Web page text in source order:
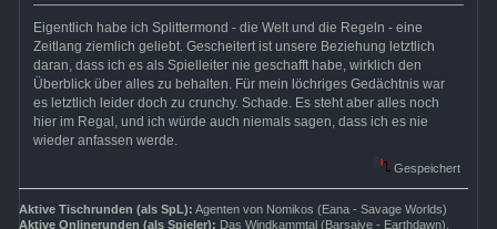
Eigentlich habe ich Splittermond - die Welt und die Regeln - eine
Zeitlang ziemlich geliebt. Gescheitert ist unsere Beziehung letztlich
daran, dass ich es als Spielleiter nie geschafft habe, wirklich den
Überblick über alles zu behalten. Für mein löchriges Gedächtnis war
es letztlich leider doch zu crunchy. Schade. Es steht aber alles noch
hier im Regal, und ich würde auch niemals sagen, dass ich es nie
wieder anfassen werde.
Gespeichert
Aktive Tischrunden (als SpL): Agenten von Nomikos (Eana - Savage Worlds)
Aktive Onlinerunden (als Spieler): Das Windkammtal (Barsaive - Earthdawn),